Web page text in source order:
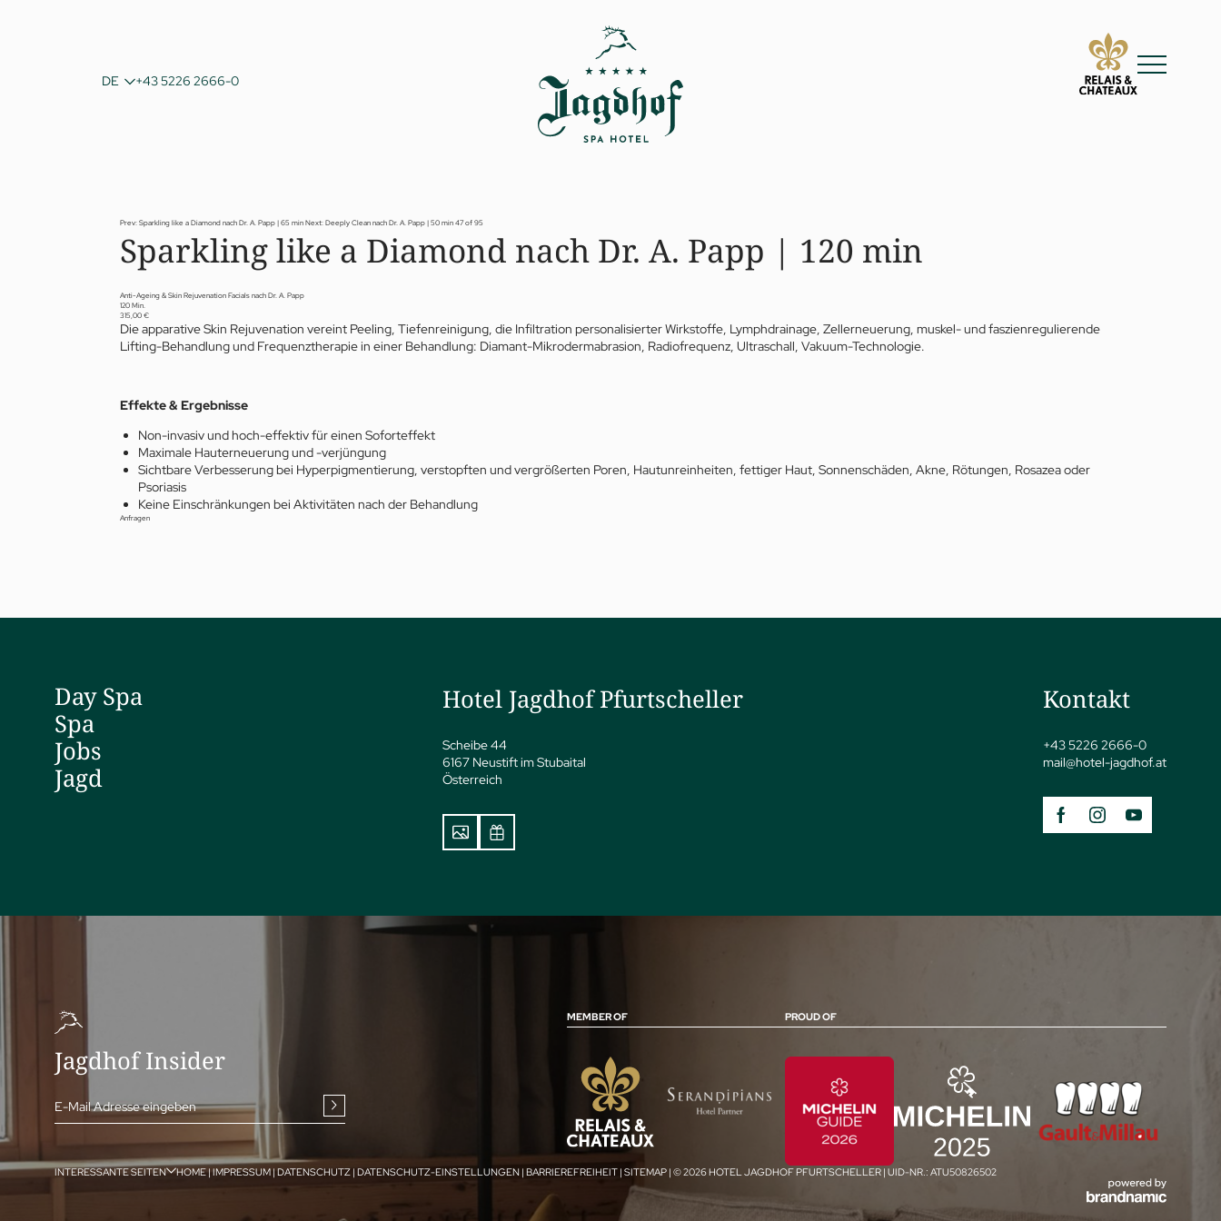
02 Zimmer & Suiten
05 Angebote
06 Aktivitäten
07 Events
DE
IT
EN
+43 5226 2666-0
Prev: Sparkling like a Diamond nach Dr. A. Papp | 65 min Next: Deeply Clean nach Dr. A. Papp | 50 min 47 of 95
Sparkling like a Diamond nach Dr. A. Papp | 120 min
Anti-Ageing & Skin Rejuvenation Facials nach Dr. A. Papp
120 Min.
315,00 €
Die apparative Skin Rejuvenation vereint Peeling, Tiefenreinigung, die Infiltration personalisierter Wirkstoffe, Lymphdrainage, Zellerneuerung, muskel- und faszienregulierende
Lifting-Behandlung und Frequenztherapie in einer Behandlung: Diamant-Mikrodermabrasion, Radiofrequenz, Ultraschall, Vakuum-Technologie.
Effekte & Ergebnisse
Non-invasiv und hoch-effektiv für einen Soforteffekt
Maximale Hauterneuerung und -verjüngung
Sichtbare Verbesserung bei Hyperpigmentierung, verstopften und vergrößerten Poren, Hautunreinheiten, fettiger Haut, Sonnenschäden, Akne, Rötungen, Rosazea oder
Psoriasis
Keine Einschränkungen bei Aktivitäten nach der Behandlung
Anfragen
Day Spa
Spa
Jobs
Jagd
Hotel Jagdhof Pfurtscheller
Scheibe 44
6167 Neustift im Stubaital
Österreich
Kontakt
+43 5226 2666-0
mail@hotel-jagdhof.at
Jagdhof Insider
E-Mail Adresse eingeben
MEMBER OF PROUD OF
INTERESSANTE SEITEN HOME|IMPRESSUM|DATENSCHUTZ | DATENSCHUTZ-EINSTELLUNGEN | BARRIEREFREIHEIT | SITEMAP | © 2026 HOTEL JAGDHOF PFURTSCHELLER | UID-NR.: ATU50826502